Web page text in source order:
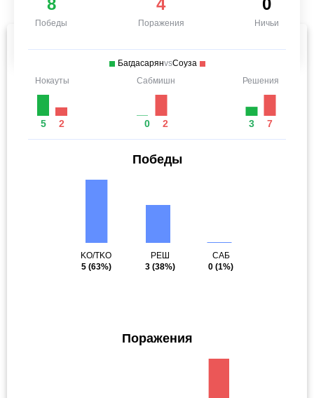
8
Победы
4
Поражения
0
Ничьи
БагдасарянvsСоуза
Нокауты
5 2
Сабмишн
0 2
Решения
3 7
Победы
KO/TKO
5(63%)
РЕШ
3(38%)
САБ
0 (1%)
Поражения